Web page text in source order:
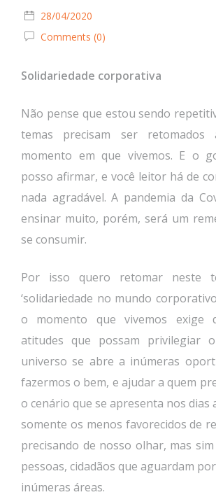
28/04/2020
Comments (0)
Solidariedade corporativa
Não pense que estou sendo
temas precisam ser
momento em que vivemos. E o
posso afirmar, e você leitor há de
nada agradável. A pandemia da
ensinar muito, porém, será um
se consumir.
Por isso quero retomar neste
‘solidariedade no mundo
o momento que vivemos exige
atitudes que possam privilegiar
universo se abre a inúmeras
fazermos o bem, e ajudar a quem
o cenário que se apresenta nos dias
somente os menos favorecidos de
precisando de nosso olhar, mas
pessoas, cidadãos que aguardam
inúmeras áreas.